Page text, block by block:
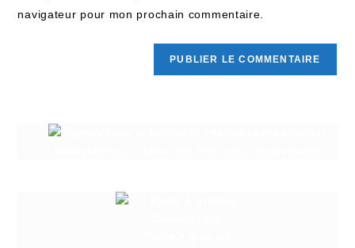
navigateur pour mon prochain commentaire.